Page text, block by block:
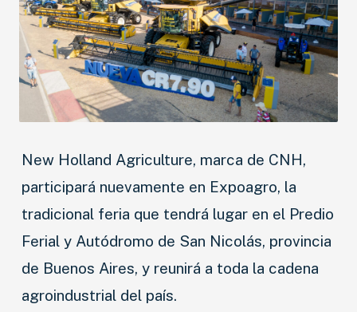
New Holland Agriculture, marca de CNH,
participará nuevamente en Expoagro, la
tradicional feria que tendrá lugar en el Predio
Ferial y Autódromo de San Nicolás, provincia
de Buenos Aires, y reunirá a toda la cadena
agroindustrial del país.